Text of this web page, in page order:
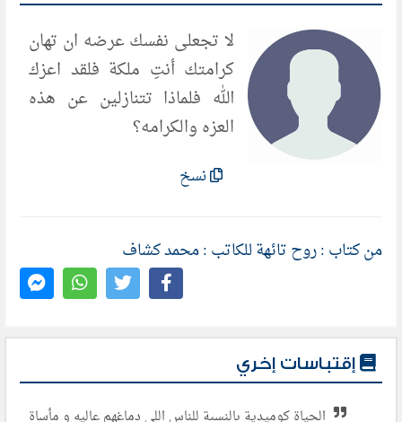
لا تجعلى نفسك عرضه ان تهان
كرامتك أنتِ ملكة فلقد اعزك
الله فلماذا تتنازلين عن هذه
العزه والكرامه؟
نسخ
من كتاب : روح تائهة للكاتب : محمد كشاف
إقتباسات إخري
الحياة كوميدية بالنسبة للناس اللى دماغهم عاليه و مأساة